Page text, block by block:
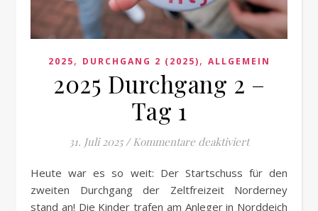
2025, DURCHGANG 2 (2025), ALLGEMEIN
2025 Durchgang 2 –
Tag 1
31. Juli 2025 / Kommentare deaktiviertfür 2025
Heute war es so weit: Der Startschuss für den
zweiten Durchgang der Zeltfreizeit Norderney
stand an! Die Kinder trafen am Anleger in Norddeich